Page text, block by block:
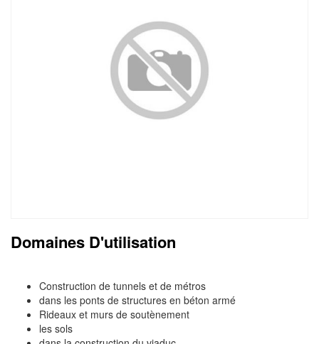
Domaines D'utilisation
Construction de tunnels et de métros
dans les ponts de structures en béton armé
Rideaux et murs de soutènement
les sols